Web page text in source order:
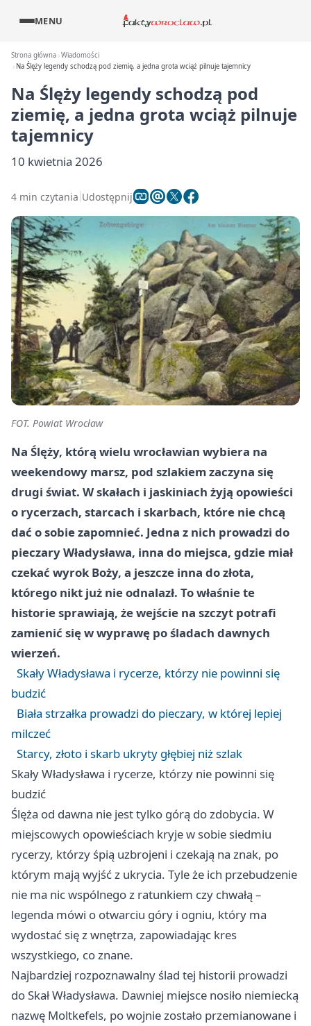
MENU
Strona główna Wiadomości
Na Ślęży legendy schodzą pod ziemię, a jedna grota wciąż pilnuje tajemnicy
Na Ślęży legendy schodzą pod
ziemię, a jedna grota wciąż pilnuje
tajemnicy
10 kwietnia 2026
4 min czytania Udostępnij
FOT. Powiat Wrocław
Na Ślęży, którą wielu wrocławian wybiera na
weekendowy marsz, pod szlakiem zaczyna się
drugi świat. W skałach i jaskiniach żyją opowieści
o rycerzach, starcach i skarbach, które nie chcą
dać o sobie zapomnieć. Jedna z nich prowadzi do
pieczary Władysława, inna do miejsca, gdzie miał
czekać wyrok Boży, a jeszcze inna do złota,
którego nikt już nie odnalazł. To właśnie te
historie sprawiają, że wejście na szczyt potrafi
zamienić się w wyprawę po śladach dawnych
wierzeń.
Skały Władysława i rycerze, którzy nie powinni się
budzić
Biała strzałka prowadzi do pieczary, w której lepiej
milczeć
Starcy, złoto i skarb ukryty głębiej niż szlak
Skały Władysława i rycerze, którzy nie powinni się
budzić
Ślęża od dawna nie jest tylko górą do zdobycia. W
miejscowych opowieściach kryje w sobie siedmiu
rycerzy, którzy śpią uzbrojeni i czekają na znak, po
którym mają wyjść z ukrycia. Tyle że ich przebudzenie
nie ma nic wspólnego z ratunkiem czy chwałą –
legenda mówi o otwarciu góry i ogniu, który ma
wydostać się z wnętrza, zapowiadając kres
wszystkiego, co znane.
Najbardziej rozpoznawalny ślad tej historii prowadzi
do Skał Władysława. Dawniej miejsce nosiło niemiecką
nazwę Moltkefels, po wojnie zostało przemianowane i